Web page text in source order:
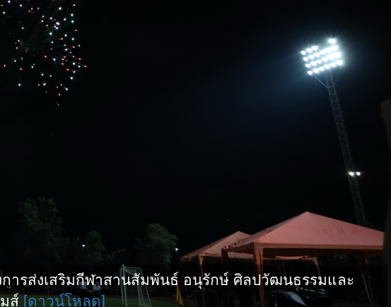
ารส่งเสริมกีฬาสานสัมพันธ์ อนุรักษ์ ศิลปวัฒนธรรมและ
ส์ [ดาวน์โหลด]